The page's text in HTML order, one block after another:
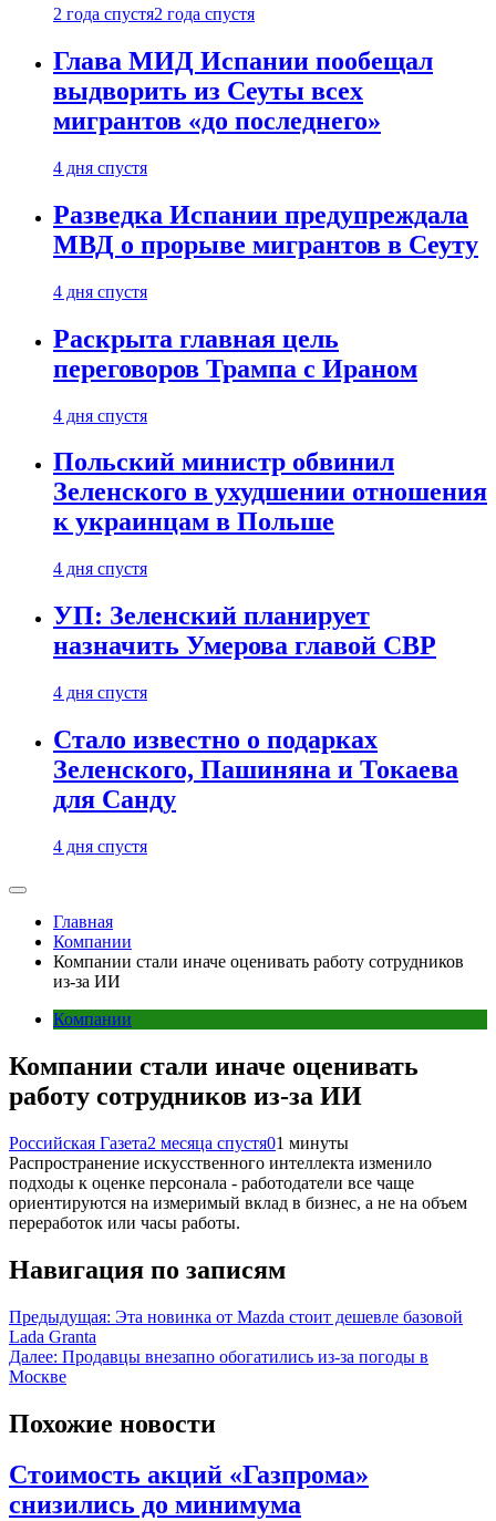
2 года спустя2 года спустя
Глава МИД Испании пообещал
выдворить из Сеуты всех
мигрантов «до последнего»
4 дня спустя
Разведка Испании предупреждала
МВД о прорыве мигрантов в Сеуту
4 дня спустя
Раскрыта главная цель
переговоров Трампа с Ираном
4 дня спустя
Польский министр обвинил
Зеленского в ухудшении отношения
к украинцам в Польше
4 дня спустя
УП: Зеленский планирует
назначить Умерова главой СВР
4 дня спустя
Стало известно о подарках
Зеленского, Пашиняна и Токаева
для Санду
4 дня спустя
Главная
Компании
Компании стали иначе оценивать работу сотрудников
из-за ИИ
Компании
Компании стали иначе оценивать
работу сотрудников из-за ИИ
Российская Газета2 месяца спустя01 минуты
Распространение искусственного интеллекта изменило
подходы к оценке персонала - работодатели все чаще
ориентируются на измеримый вклад в бизнес, а не на объем
переработок или часы работы.
Навигация по записям
Предыдущая: Эта новинка от Mazda стоит дешевле базовой
Lada Granta
Далее: Продавцы внезапно обогатились из-за погоды в
Москве
Похожие новости
Стоимость акций «Газпрома»
снизились до минимума